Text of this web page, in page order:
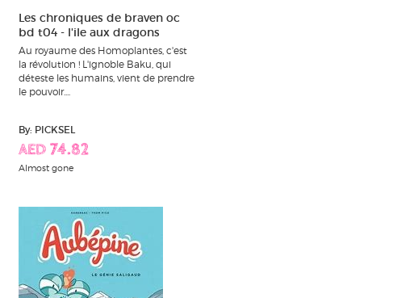
Les chroniques de braven oc
bd t04 - l'ile aux dragons
Au royaume des Homoplantes, c'est
la révolution ! L'ignoble Baku, qui
déteste les humains, vient de prendre
le pouvoir....
By: PICKSEL
AED 74.82
Almost gone